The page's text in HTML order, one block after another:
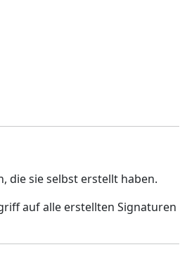
die sie selbst erstellt haben.
auf alle erstellten Signaturen